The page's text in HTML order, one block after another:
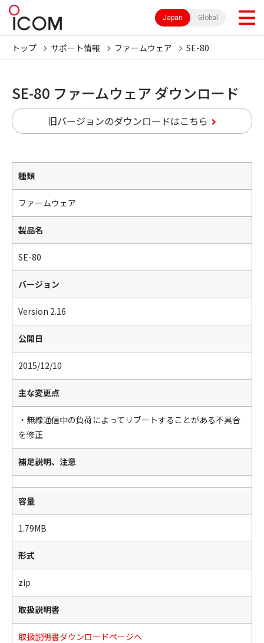
Japan Global
トップ サポート情報 ファームウェア SE-80
SE-80 ファームウェア ダウンロード
旧バージョンのダウンロードはこちら
種類
ファームウェア
製品名
SE-80
バージョン
Version 2.16
公開日
2015/12/10
主な変更点
・無線通信中の負荷によってリブートすることがある不具合
を修正
補足説明、注意
容量
1.79MB
形式
zip
取扱説明書
取扱説明書ダウンロードページへ